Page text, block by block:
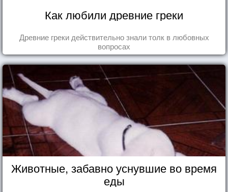
Как любили древние греки
Древние греки действительно знали толк в любовных
вопросах
Животные, забавно уснувшие во время
еды